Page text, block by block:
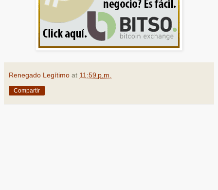
Renegado Legítimo at 11:59 p.m.
Compartir